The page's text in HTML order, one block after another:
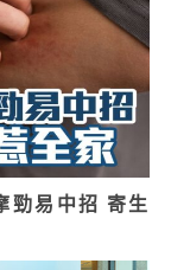
勁易中招 寄生